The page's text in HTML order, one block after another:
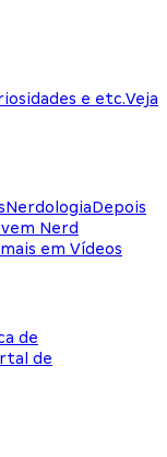
e etc.Veja
NerdologiaDepois
Nerd
em Vídeos
de
de